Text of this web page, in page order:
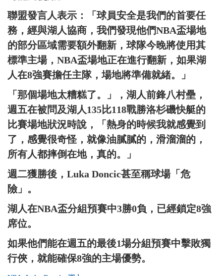
聯盟發言人表示：「球員安全是我們的首要任
務，經與湖人協商，我們發現他們NBA盃場地
的部分區域需要額外翻新，球隊今晚將使用其
標準主場，NBA盃場地正在進行翻新，如果湖
人在8強賽擔任主隊，場地將準備就緒。」
「那個場地太糟糕了。」，湖人前鋒八村壘，
週五在被問及湖人135比118戰勝洛杉磯快艇的
比賽場地狀況時說，「熱身的時候我就感覺到
了，感覺很奇怪，就像油膩膩的，滑溜溜的，
所有人都摔倒在地，真的。」
週二獲勝後，Luka Doncic甚至稱球場「危
險」。
湖人在NBA盃分組預賽中3勝0負，已經鎖定8強
席位。
如果他們能在週五的最後1場分組預賽中擊敗獨
行俠，就能確保8強的主場優勢。